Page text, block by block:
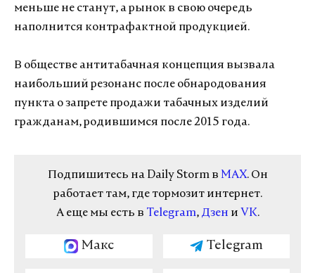
меньше не станут, а рынок в свою очередь
наполнится контрафактной продукцией.
В обществе антитабачная концепция вызвала
наибольший резонанс после обнародования
пункта о запрете продажи табачных изделий
гражданам, родившимся после 2015 года.
Подпишитесь на Daily Storm в MAX. Он
работает там, где тормозит интернет.
А еще мы есть в Telegram, Дзен и VK.
Макс Telegram